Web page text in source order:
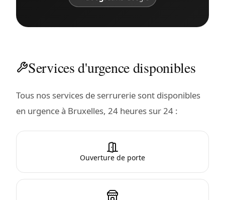
Services d'urgence disponibles
Tous nos services de serrurerie sont disponibles
en urgence à Bruxelles, 24 heures sur 24 :
Ouverture de porte